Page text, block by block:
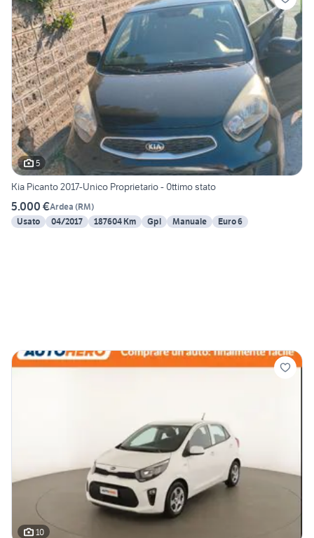
5
Kia Picanto 2017-Unico Proprietario - 0ttimo stato
5.000 €Ardea (RM)
Usato
04/2017 187604 Km Gpl Manuale Euro 6
10